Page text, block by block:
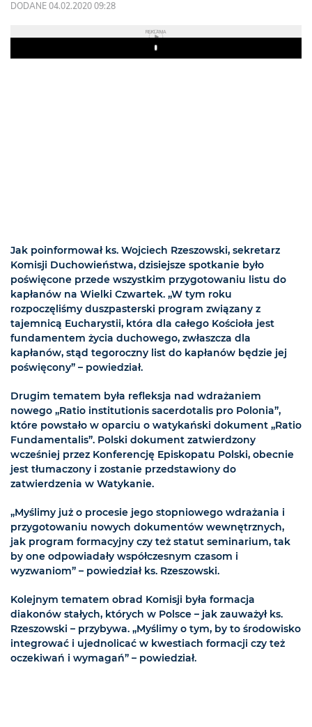
DODANE 04.02.2020 09:28
REKLAMA
Play
Jak poinformował ks. Wojciech Rzeszowski, sekretarz
Komisji Duchowieństwa, dzisiejsze spotkanie było
poświęcone przede wszystkim przygotowaniu listu do
kapłanów na Wielki Czwartek. „W tym roku
rozpoczęliśmy duszpasterski program związany z
tajemnicą Eucharystii, która dla całego Kościoła jest
fundamentem życia duchowego, zwłaszcza dla
kapłanów, stąd tegoroczny list do kapłanów będzie jej
poświęcony” – powiedział.
Drugim tematem była refleksja nad wdrażaniem
nowego „Ratio institutionis sacerdotalis pro Polonia”,
które powstało w oparciu o watykański dokument „Ratio
Fundamentalis”. Polski dokument zatwierdzony
wcześniej przez Konferencję Episkopatu Polski, obecnie
jest tłumaczony i zostanie przedstawiony do
zatwierdzenia w Watykanie.
„Myślimy już o procesie jego stopniowego wdrażania i
przygotowaniu nowych dokumentów wewnętrznych,
jak program formacyjny czy też statut seminarium, tak
by one odpowiadały współczesnym czasom i
wyzwaniom” – powiedział ks. Rzeszowski.
Kolejnym tematem obrad Komisji była formacja
diakonów stałych, których w Polsce – jak zauważył ks.
Rzeszowski – przybywa. „Myślimy o tym, by to środowisko
integrować i ujednolicać w kwestiach formacji czy też
oczekiwań i wymagań” – powiedział.